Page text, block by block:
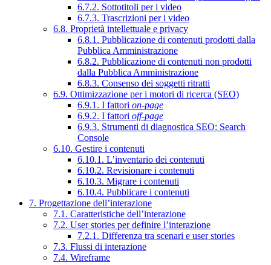
6.7.2. Sottotitoli per i video
6.7.3. Trascrizioni per i video
6.8. Proprietà intellettuale e privacy
6.8.1. Pubblicazione di contenuti prodotti dalla
Pubblica Amministrazione
6.8.2. Pubblicazione di contenuti non prodotti
dalla Pubblica Amministrazione
6.8.3. Consenso dei soggetti ritratti
6.9. Ottimizzazione per i motori di ricerca (SEO)
6.9.1. I fattori on-page
6.9.2. I fattori off-page
6.9.3. Strumenti di diagnostica SEO: Search
Console
6.10. Gestire i contenuti
6.10.1. L’inventario dei contenuti
6.10.2. Revisionare i contenuti
6.10.3. Migrare i contenuti
6.10.4. Pubblicare i contenuti
7. Progettazione dell’interazione
7.1. Caratteristiche dell’interazione
7.2. User stories per definire l’interazione
7.2.1. Differenza tra scenari e user stories
7.3. Flussi di interazione
7.4. Wireframe